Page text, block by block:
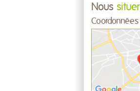
Nous situer
Coordonnées